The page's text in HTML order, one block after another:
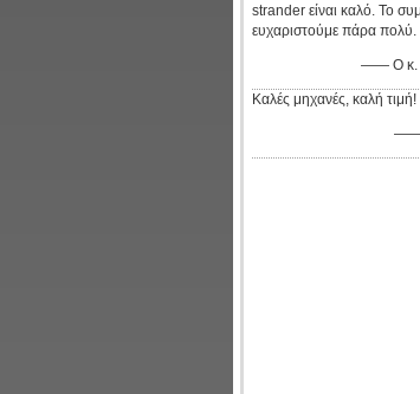
strander είναι καλό. Το
ευχαριστούμε πάρα πολύ.
—— Ο κ.
Καλές μηχανές, καλή τιμή!
——